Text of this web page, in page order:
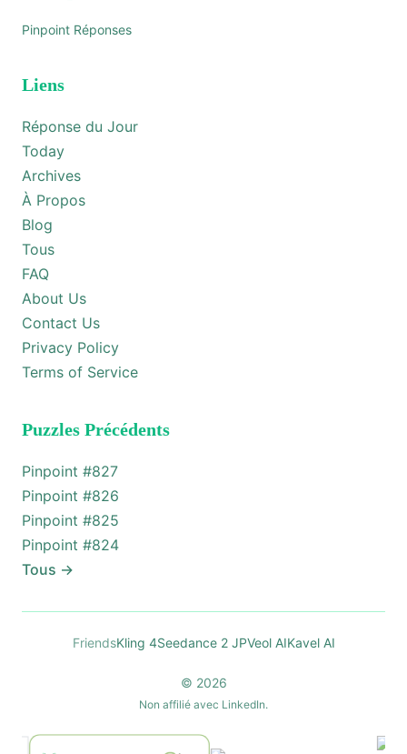
Pinpoint Réponses
Liens
Réponse du Jour
Today
Archives
À Propos
Blog
Tous
FAQ
About Us
Contact Us
Privacy Policy
Terms of Service
Puzzles Précédents
Pinpoint #827
Pinpoint #826
Pinpoint #825
Pinpoint #824
Tous →
FriendsKling 4Seedance 2 JPVeol AIKavel AI
© 2026
Non affilié avec LinkedIn.